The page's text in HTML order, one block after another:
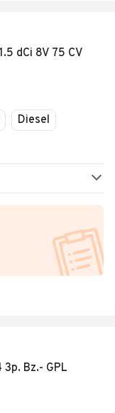
dCi 8V 75 CV
Diesel
3p. Bz.- GPL